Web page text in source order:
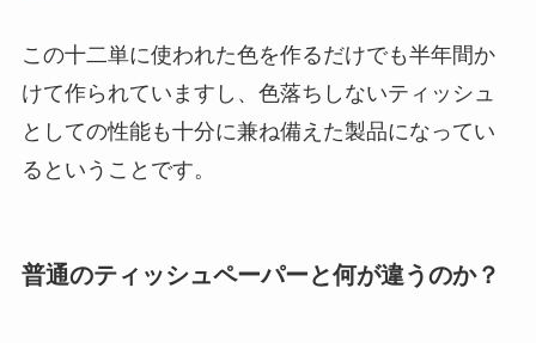
この十二単に使われた色を作るだけでも半年間か
けて作られていますし、色落ちしないティッシュ
としての性能も十分に兼ね備えた製品になってい
るということです。
普通のティッシュペーパーと何が違うのか？